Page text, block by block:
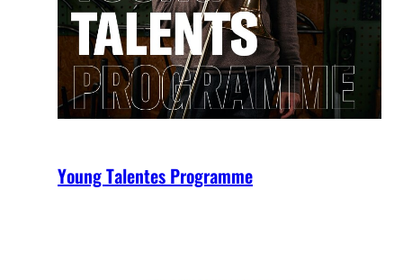
Young Talentes Programme